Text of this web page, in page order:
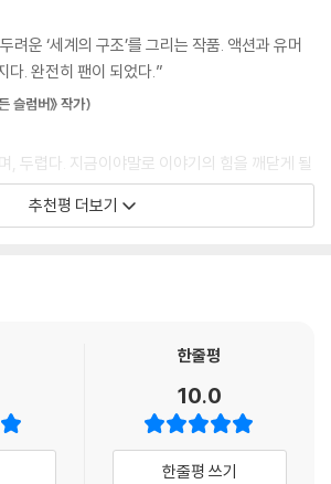
활을 지탱하는 비행기나 작업용 기계에 사용되는
장소에서 생산되는지에 대해서는 알고 싶어 하
낀 것은 불쾌감, 구역질이었다. 나를 구역질 나게
테스크함이 아니었다. 오히려, 이렇게 영상으로
구워지건 내장이 튀어나오건 피를 철철 흘리건
났다. 시체를 차갑게 내려다보는 위성의 렌즈는
있으면서 지상의 냄새와는 무관한 듯 냉정하고 잔
체하기 시작할 때 비로소 지옥의 존재가 드러난
자에 새겨진 학살의 심층 문법이란?
하나가 사라진 이래 선진국들은 강박적인 보안
실시하고, 테러가 사라진 세상에서 사람들은 자유
는다고 여긴다. 반면 낙후된 비영어권 국가와 개
수 없는 대규모 내전과 학살이 빈발하기 시작한
군 소속 클래비스 셰퍼드 대위의 팀에 존 폴의
한 사체, 구덩이 속에서 타 죽은 사람들을 무감하
선으로 시작되는 작품 속에서 추적의 궤적은 학살
비영어권 나라들로 이어진다. 클래비스의 팀은
살 현장으로 향하지만, 비행기 티켓은 물론 피자
저한 개인인증이 필수인 세상임에도 불구하고 번
려운 ‘세계의 구조’를 그리는 작품. 액션과 유머
다. 완전히 팬이 되었다.”
슬럼버》 작가)
, 두렵다. 지금이야말로 이야기의 힘을 깨닫게 될
어 솔리드〉 시리즈 개발자)
관》은 포스트 사이버펑크 시대의 걸작이다.”
추천평 더보기
한줄평
10.0
한줄평 쓰기